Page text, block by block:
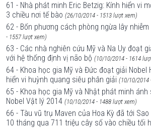
61 - Nhà phát minh Eric Betzig: Kính hiển vi
3 chiều nơi tế bào (26/10/2014 - 1513 lượt xem)
62 - Bốn phương cách phòng ngừa lây nhiễm
- 1557 lượt xem)
63 - Các nhà nghiên cứu Mỹ và Na Uy đoạt
với hệ thống định vị não bộ (10/10/2014 - 1614
64 - Khoa học gia Mỹ và Đức đoạt giải Nobel
hiển vi huỳnh quang siêu phân giải (10/10/2014
65 - Khoa học gia Mỹ và Nhật phát minh ánh
Nobel Vật lý 2014 (10/10/2014 - 1488 lượt xem)
66 - Tàu vũ trụ Maven của Hoa Kỳ đã tới
10 tháng qua 711 triệu cây số vào chiều tối